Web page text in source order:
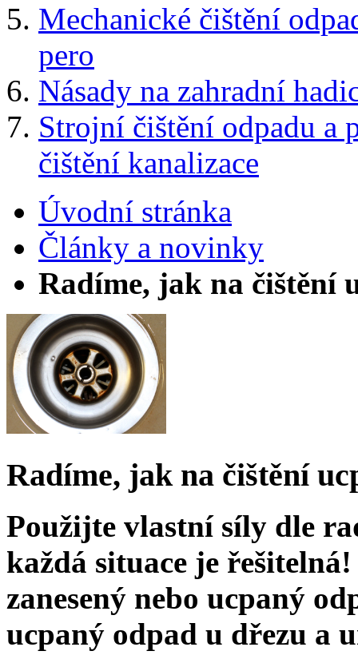
Mechanické čištění
pero
Násady na zahradní
Strojní čištění odpadu a
čištění kanalizace
Úvodní stránka
Články a novinky
Radíme, jak na čištění
Radíme, jak na čištění
Použijte vlastní síly dle
každá situace je
zanesený nebo ucpaný
ucpaný odpad u dřezu a